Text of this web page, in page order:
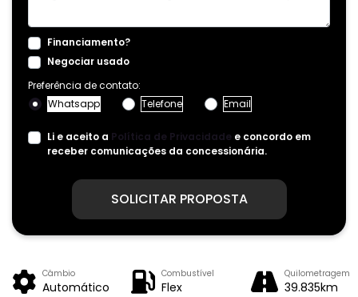
Financiamento?
Negociar usado
Preferência de contato:
Whatsapp
Telefone Email
Li e aceito a Política de Privacidade e concordo em
receber comunicações da concessionária.
SOLICITAR PROPOSTA
Câmbio
Automático
Combustível
Flex
Quilometragem
39.835km